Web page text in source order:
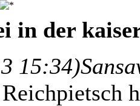
in der
15:34)